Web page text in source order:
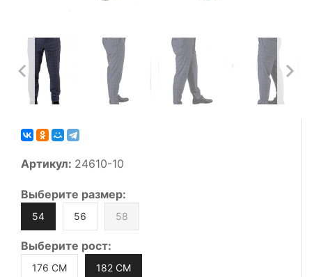
Артикул: 24610-10
Выберите размер:
54 56 58
Выберите рост:
176 СМ 182 СМ